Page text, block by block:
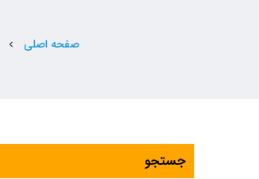
صفحه اصلی chevron_left
جستجو